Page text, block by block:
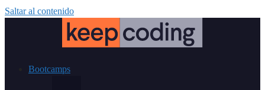
Saltar al contenido
Bootcamps